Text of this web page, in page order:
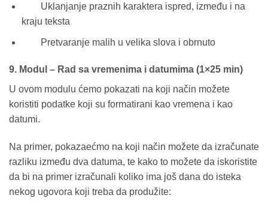
Uklanjanje praznih karaktera ispred, između i na
kraju teksta
Pretvaranje malih u velika slova i obrnuto
9. Modul – Rad sa vremenima i datumima (1×25 min)
U ovom modulu ćemo pokazati na koji način možete
koristiti podatke koji su formatirani kao vremena i kao
datumi.
Na primer, pokazaećmo na koji način možete da izračunate
razliku između dva datuma, te kako to možete da iskoristite
da bi na primer izračunali koliko ima još dana do isteka
nekog ugovora koji treba da produžite: